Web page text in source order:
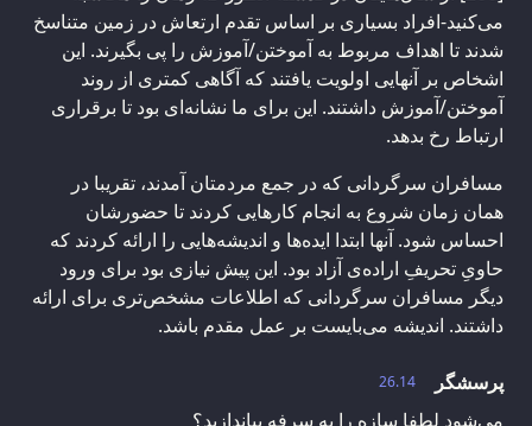
می‌کنید-افراد بسیاری بر اساس تقدم ارتعاش در زمین متناسخ
شدند تا اهداف مربوط به آموختن/آموزش را پی بگیرند. این
اشخاص بر آنهایی اولویت یافتند که آگاهی کمتری از روند
آموختن/آموزش داشتند. این برای ما نشانه‌ای بود تا برقراری
ارتباط رخ بدهد.
مسافران سرگردانی که در جمع مردمتان آمدند، تقریبا در
همان زمان شروع به انجام کارهایی کردند تا حضورشان
احساس شود. آنها ابتدا ایده‌ها و اندیشه‌هایی را ارائه کردند که
حاویِ تحریفِ اراده‌ی آزاد بود. این پیش نیازی بود برای ورود
دیگر مسافران سرگردانی که اطلاعات مشخص‌تری برای ارائه
داشتند. اندیشه می‌بایست بر عمل مقدم باشد.
26.14
پرسشگر
می‌شود لطفا سازه را به سرفه بیاندازید؟